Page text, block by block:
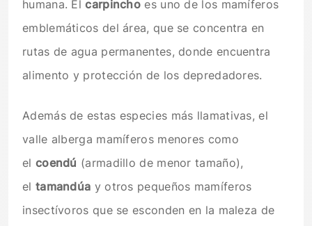
humana. Elcarpincho es uno de los mamíferos
emblemáticos del área, que se concentra en
rutas de agua permanentes, donde encuentra
alimento y protección de los depredadores.
Además de estas especies más llamativas, el
valle alberga mamíferos menores como
el coendú (armadillo de menor tamaño),
el tamandúa y otros pequeños mamíferos
insectívoros que se esconden en la maleza de